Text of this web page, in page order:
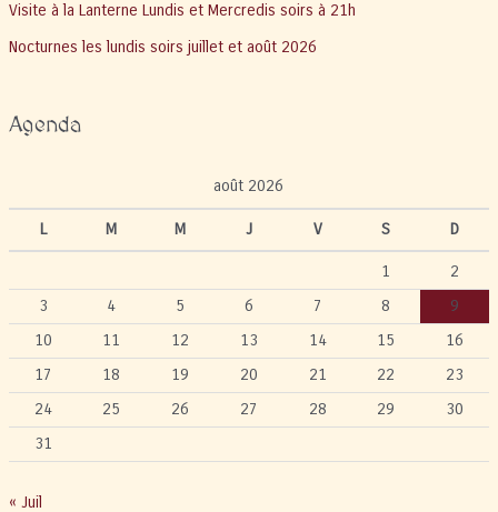
Visite à la Lanterne Lundis et Mercredis soirs à 21h
Nocturnes les lundis soirs juillet et août 2026
Agenda
août 2026
L M M J V S D
1
2
3
4 5 6 7 8
9
10
11 12 13 14 15
16
17
18 19 20 21 22
23
24
25 26 27 28 29
30
31
« Juil